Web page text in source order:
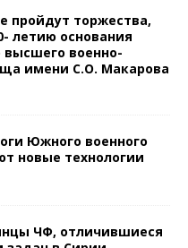
пройдут торжества,
летию основания
высшего военно-
имени С.О. Макарова
Южного военного
новые технологии
ЧФ, отличившиеся